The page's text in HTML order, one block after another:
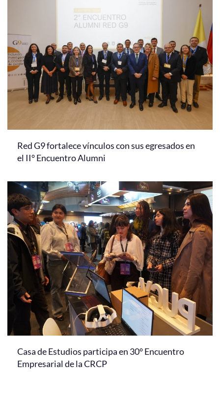
Red G9 fortalece vínculos con sus egresados en
el II° Encuentro Alumni
Casa de Estudios participa en 30° Encuentro
Empresarial de la CRCP